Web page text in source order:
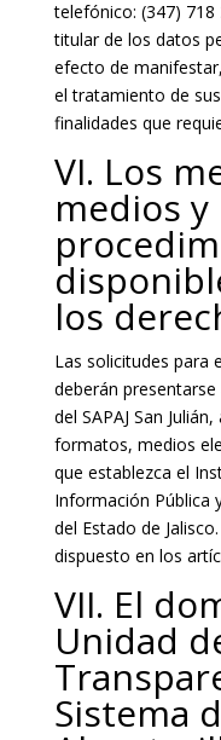
telefónico: (347)
titular de los datos
efecto de
el tratamiento de
finalidades que
VI. Los
medios y
los
Las solicitudes para
deberán
del SAPAJ San
formatos, medios
que establezca el
Información Pública
del Estado de
dispuesto en los
VII. El
Unidad
Sistema